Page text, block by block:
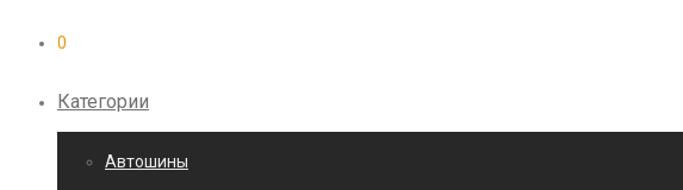
0
Категории
Автошины